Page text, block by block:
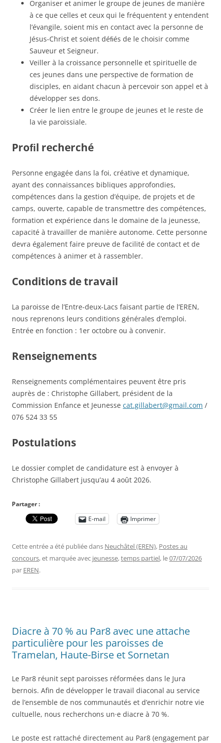
Organiser et animer le groupe de jeunes de manière
à ce que celles et ceux qui le fréquentent y entendent
l’évangile, soient mis en contact avec la personne de
Jésus-Christ et soient déﬁés de le choisir comme
Sauveur et Seigneur.
Veiller à la croissance personnelle et spirituelle de
ces jeunes dans une perspective de formation de
disciples, en aidant chacun à percevoir son appel et à
développer ses dons.
Créer le lien entre le groupe de jeunes et le reste de
la vie paroissiale.
Proﬁl recherché
Personne engagée dans la foi, créative et dynamique,
ayant des connaissances bibliques approfondies,
compétences dans la gestion d’équipe, de projets et de
camps, ouverte, capable de transmettre des compétences,
formation et expérience dans le domaine de la jeunesse,
capacité à travailler de manière autonome. Cette personne
devra également faire preuve de facilité de contact et de
compétences à animer et à rassembler.
Conditions de travail
La paroisse de l’Entre-deux-Lacs faisant partie de l’EREN,
nous reprenons leurs conditions générales d’emploi.
Entrée en fonction : 1er octobre ou à convenir.
Renseignements
Renseignements complémentaires peuvent être pris
auprès de : Christophe Gillabert, président de la
Commission Enfance et Jeunesse cat.gillabert@gmail.com /
076 524 33 55
Postulations
Le dossier complet de candidature est à envoyer à
Christophe Gillabert jusqu’au 4 août 2026.
Partager :
E-mail
Imprimer
Cette entrée a été publiée dans Neuchâtel (EREN), Postes au
concours, et marquée avec jeunesse,temps partiel, le07/07/2026
par EREN.
Diacre à 70 % au Par8 avec une attache
particulière pour les paroisses de
Tramelan, Haute-Birse et Sornetan
Le Par8 réunit sept paroisses réformées dans le Jura
bernois. Afin de développer le travail diaconal au service
de l’ensemble de nos communautés et d’enrichir notre vie
cultuelle, nous recherchons un·e diacre à 70 %.
Le poste est rattaché directement au Par8 (engagement par